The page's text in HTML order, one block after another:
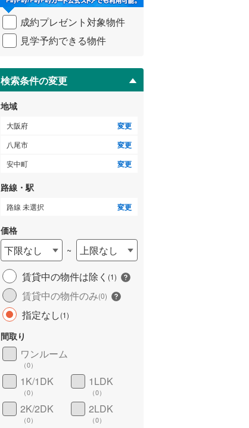
を
イ
ペ
ジ
に
保
存
す
る
成約プレゼント対象物件
見学予約できる物件
検索条件の変更
地域
大阪府 変更
八尾市 変更
安中町 変更
路線・駅
路線 未選択 変更
価格
下限なし ~
上限なし
賃貸中の物件は除く (1)
賃貸中の物件のみ(0)
指定なし(1)
間取り
ワンルーム
（0）
1K/1DK
（0）
1LDK
（0）
2K/2DK
（0）
2LDK
（0）
羽曳野市
高石市(10)
大阪狭山市(19)
豊能郡豊能町
泉南郡熊取町
南河内郡太子町
長期優良住宅 ）